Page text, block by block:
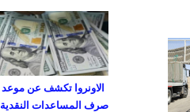
الاونروا تكشف عن موعد
صرف المساعدات النقدية